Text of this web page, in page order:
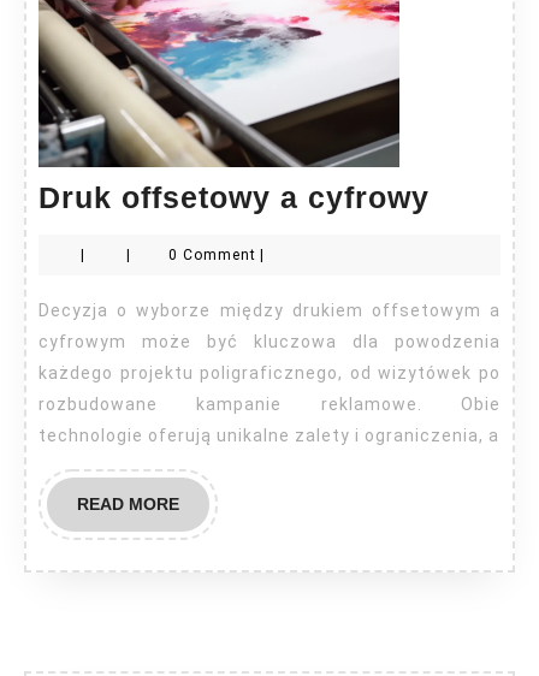
Druk offsetowy a cyfrowy
0 Comment
Decyzja o wyborze między drukiem offsetowym a
cyfrowym może być kluczowa dla powodzenia
każdego projektu poligraficznego, od wizytówek po
rozbudowane kampanie reklamowe. Obie
technologie oferują unikalne zalety i ograniczenia, a
READ MOREREAD
MORE